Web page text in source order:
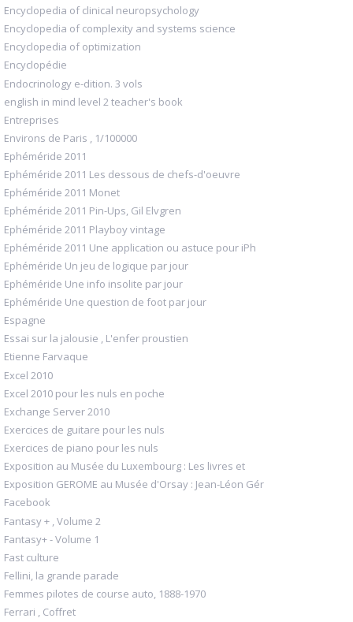
Encyclopedia of clinical neuropsychology
Encyclopedia of complexity and systems science
Encyclopedia of optimization
Encyclopédie
Endocrinology e-dition. 3 vols
english in mind level 2 teacher's book
Entreprises
Environs de Paris , 1/100000
Ephéméride 2011
Ephéméride 2011 Les dessous de chefs-d'oeuvre
Ephéméride 2011 Monet
Ephéméride 2011 Pin-Ups, Gil Elvgren
Ephéméride 2011 Playboy vintage
Ephéméride 2011 Une application ou astuce pour iPh
Ephéméride Un jeu de logique par jour
Ephéméride Une info insolite par jour
Ephéméride Une question de foot par jour
Espagne
Essai sur la jalousie , L'enfer proustien
Etienne Farvaque
Excel 2010
Excel 2010 pour les nuls en poche
Exchange Server 2010
Exercices de guitare pour les nuls
Exercices de piano pour les nuls
Exposition au Musée du Luxembourg : Les livres et
Exposition GEROME au Musée d'Orsay : Jean-Léon Gér
Facebook
Fantasy + , Volume 2
Fantasy+ - Volume 1
Fast culture
Fellini, la grande parade
Femmes pilotes de course auto, 1888-1970
Ferrari , Coffret